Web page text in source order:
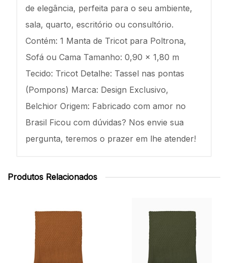
de elegância, perfeita para o seu ambiente,
sala, quarto, escritório ou consultório.
Contém: 1 Manta de Tricot para Poltrona,
Sofá ou Cama Tamanho: 0,90 x 1,80 m
Tecido: Tricot Detalhe: Tassel nas pontas
(Pompons) Marca: Design Exclusivo,
Belchior Origem: Fabricado com amor no
Brasil Ficou com dúvidas? Nos envie sua
pergunta, teremos o prazer em lhe atender!
Produtos Relacionados